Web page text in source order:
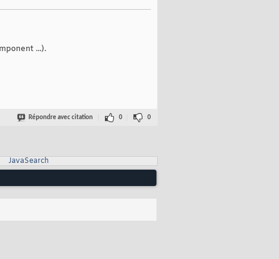
...).
Répondre avec citation 0 0
JavaSearch